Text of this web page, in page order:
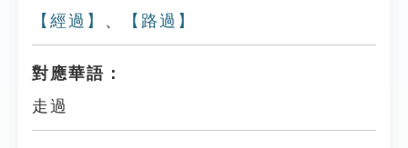
【經過】 、 【路過】
對應華語：
走過